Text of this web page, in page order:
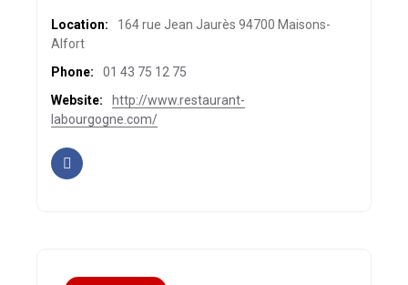
Location:
164 rue Jean Jaurès 94700 Maisons-
Alfort
Phone:
01 43 75 12 75
Website:
http://www.restaurant-
labourgogne.com/